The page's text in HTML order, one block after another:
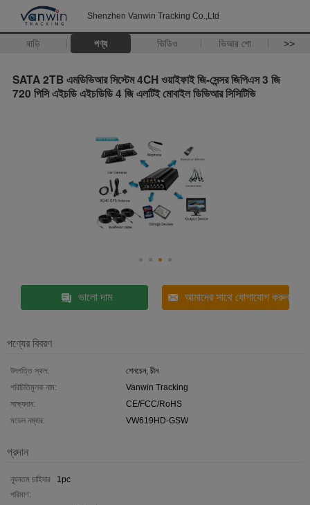
Shenzhen Vanwin Tracking Co.,Ltd
বাড়ি পণ্য ভিডিও ভিআর শো >>
SATA 2TB এমডিভিআর সিস্টেম 4CH ওয়াইফাই জি-সেন্সর জিপিএস 3 জি
720 পিসি এইচডি এইচডিডি 4 জি এলটিই মোবাইল ডিভিআর সিসিটিভি
ভালো দাম আমাদের সাথে যোগাযোগ করুন
পণ্যের বিবরণ
উৎপত্তি স্থল:
শেনচেন, চীন
পরিচিতিমুলক নাম:
Vanwin Tracking
সাক্ষ্যদান:
CE/FCC/RoHS
মডেল নম্বার:
VW619HD-GSW
প্রদান
ন্যূনতম চাহিদার
পরিমাণ:
1pc